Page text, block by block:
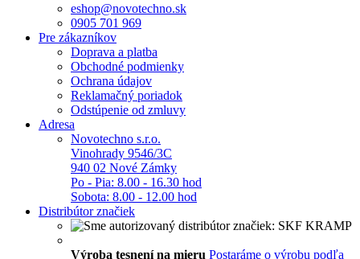
eshop@novotechno.sk
0905 701 969
Pre zákazníkov
Doprava a platba
Obchodné podmienky
Ochrana údajov
Reklamačný poriadok
Odstúpenie od zmluvy
Adresa
Novotechno s.r.o.
Vinohrady 9546/3C
940 02 Nové Zámky
Po - Pia: 8.00 - 16.30 hod
Sobota: 8.00 - 12.00 hod
Distribútor značiek
Výroba tesnení na mieru Postaráme o výrobu podľa